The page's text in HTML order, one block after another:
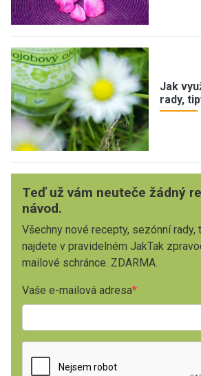
Jak
rady,
Teď už vám neuteče žádný
návod.
Všechny nové recepty, sezónní rady,
najdete v pravidelném JakTak
mailové schránce. ZDARMA.
Vaše e-mailová adresa